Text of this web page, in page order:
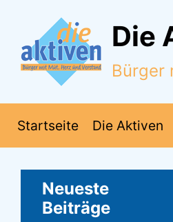
Zum Hauptinhalt springen
Die
Bürger
Startseite Die Aktiven
Neueste
Beiträge